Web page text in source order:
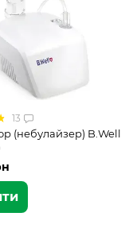
13
(небулайзер) B.Well